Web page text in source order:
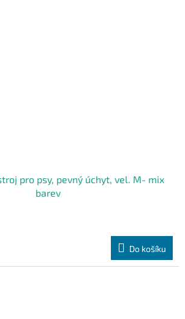
pro psy, pevný úchyt, vel. M- mix
barev
Do košíku